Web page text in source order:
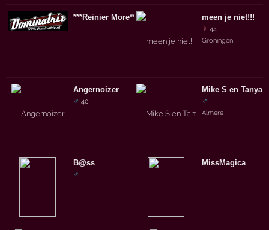
***Reinier More***
Angernoizer
♂ 40
B@ss
♂
meen je niet!!!
♀ 44
Groningen
Mike S en Tanya
♂
Almere
MissMagica